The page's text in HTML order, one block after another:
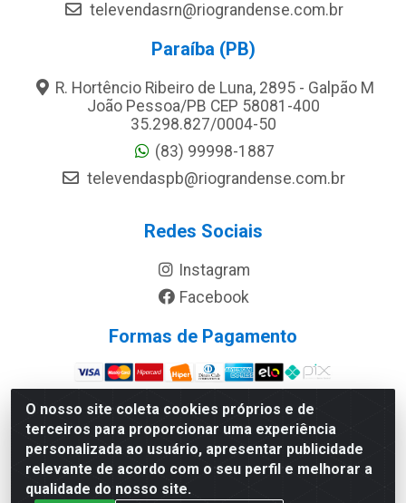
O nosso site coleta cookies próprios e de
terceiros para proporcionar uma experiência
personalizada ao usuário, apresentar publicidade
relevante de acordo com o seu perfil e melhorar a
qualidade do nosso site.
televendasrn@riograndense.com.br
Paraíba (PB)
R. Hortêncio Ribeiro de Luna, 2895 - Galpão M
João Pessoa/PB CEP 58081-400
35.298.827/0004-50
(83) 99998-1887
televendaspb@riograndense.com.br
Redes Sociais
Instagram
Facebook
Formas de Pagamento
Site Seguro